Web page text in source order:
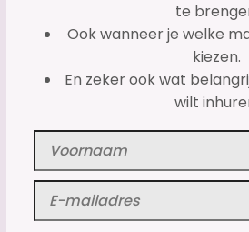
te
Ook wanneer je welke
kiezen.
En zeker ook wat
wilt